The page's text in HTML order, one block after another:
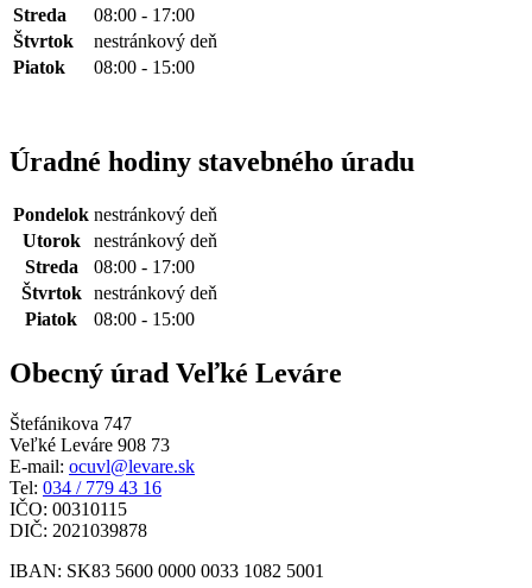
Streda
08:00 - 17:00
Štvrtok
nestránkový deň
Piatok
08:00 - 15:00
Úradné hodiny stavebného úradu
Pondelok nestránkový deň
Utorok
nestránkový deň
Streda
08:00 - 17:00
Štvrtok
nestránkový deň
Piatok
08:00 - 15:00
Obecný úrad Veľké Leváre
Štefánikova 747
Veľké Leváre 908 73
E-mail: ocuvl@levare.sk
Tel: 034 / 779 43 16
IČO: 00310115
DIČ: 2021039878
IBAN: SK83 5600 0000 0033 1082 5001